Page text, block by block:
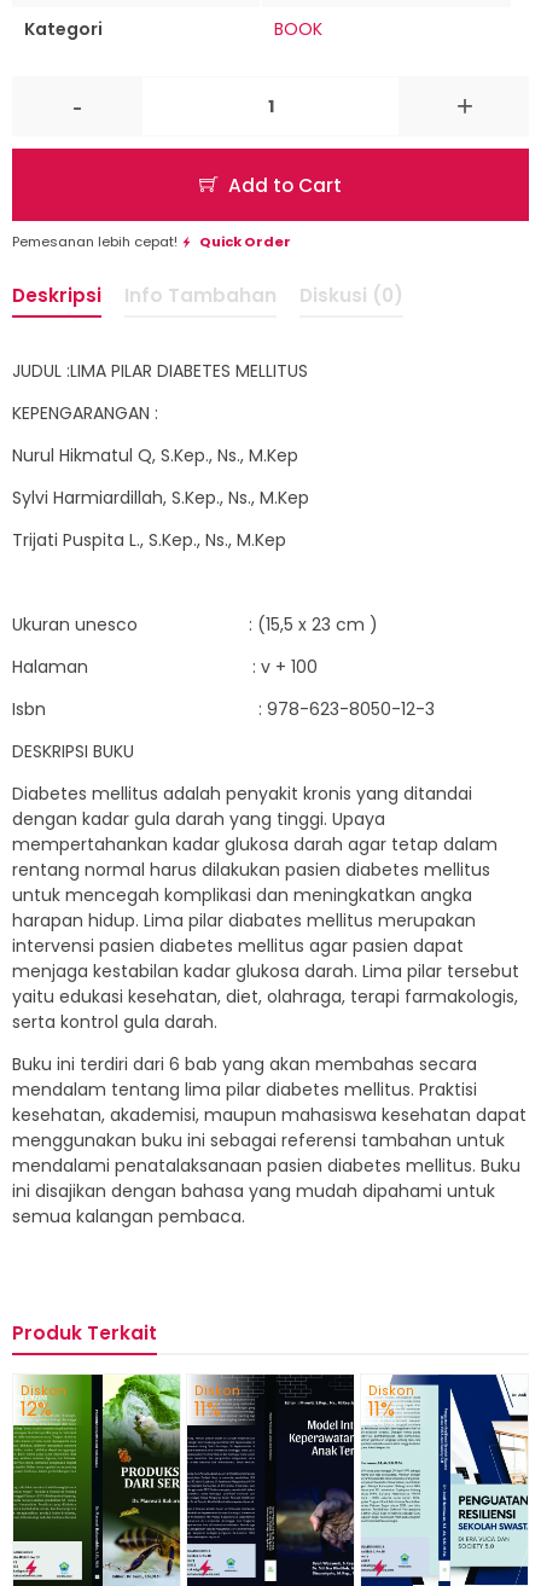
Kategori
BOOK
- +
Add to Cart
Pemesanan lebih cepat! Quick Order
Deskripsi Info Tambahan Diskusi (0)
JUDUL :LIMA PILAR DIABETES MELLITUS
KEPENGARANGAN :
Nurul Hikmatul Q, S.Kep., Ns., M.Kep
Sylvi Harmiardillah, S.Kep., Ns., M.Kep
Trijati Puspita L., S.Kep., Ns., M.Kep
Ukuran unesco : (15,5 x 23 cm )
Halaman : v + 100
Isbn : 978-623-8050-12-3
DESKRIPSI BUKU
Diabetes mellitus adalah penyakit kronis yang ditandai
dengan kadar gula darah yang tinggi. Upaya
mempertahankan kadar glukosa darah agar tetap dalam
rentang normal harus dilakukan pasien diabetes mellitus
untuk mencegah komplikasi dan meningkatkan angka
harapan hidup. Lima pilar diabates mellitus merupakan
intervensi pasien diabetes mellitus agar pasien dapat
menjaga kestabilan kadar glukosa darah. Lima pilar tersebut
yaitu edukasi kesehatan, diet, olahraga, terapi farmakologis,
serta kontrol gula darah.
Buku ini terdiri dari 6 bab yang akan membahas secara
mendalam tentang lima pilar diabetes mellitus. Praktisi
kesehatan, akademisi, maupun mahasiswa kesehatan dapat
menggunakan buku ini sebagai referensi tambahan untuk
mendalami penatalaksanaan pasien diabetes mellitus. Buku
ini disajikan dengan bahasa yang mudah dipahami untuk
semua kalangan pembaca.
Produk Terkait
Diskon
12%
Diskon
11%
Diskon
11%